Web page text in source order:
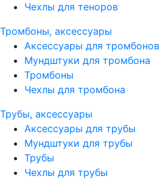
Чехлы для теноров
Тромбоны, аксессуары
Аксессуары для тромбонов
Мундштуки для тромбона
Тромбоны
Чехлы для тромбона
Трубы, аксессуары
Аксессуары для трубы
Мундштуки для трубы
Трубы
Чехлы для трубы